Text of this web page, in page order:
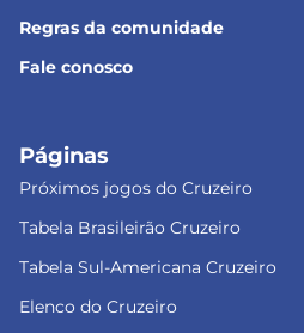
Regras da comunidade
Fale conosco
Páginas
Próximos jogos do Cruzeiro
Tabela Brasileirão Cruzeiro
Tabela Sul-Americana Cruzeiro
Elenco do Cruzeiro